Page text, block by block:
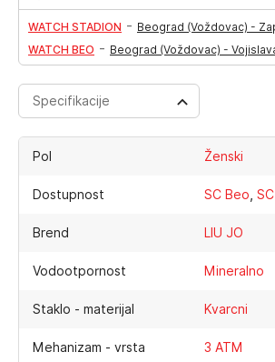
WATCH STADION - Beograd (Voždovac) -
WATCH BEO - Beograd (Voždovac) -
Specifikacije
Pol Ženski
Dostupnost SC Beo,
Brend LIU JO
Vodootpornost Mineralno
Staklo - materijal Kvarcni
Mehanizam - vrsta 3 ATM